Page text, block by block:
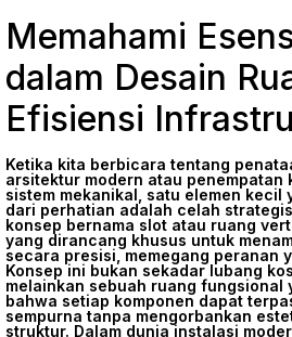
Memahami
dalam Desain
Efisiensi
Ketika kita berbicara tentang
arsitektur modern atau penempatan
sistem mekanikal, satu elemen kecil
dari perhatian adalah celah
konsep bernama slot atau ruang
yang dirancang khusus untuk
secara presisi, memegang peranan
Konsep ini bukan sekadar lubang
melainkan sebuah ruang fungsional
bahwa setiap komponen dapat
sempurna tanpa mengorbankan
struktur. Dalam dunia instalasi